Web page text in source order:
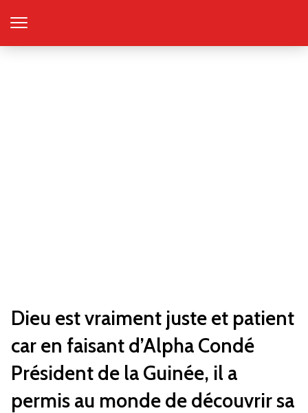
Dieu est vraiment juste et patient
car en faisant d’Alpha Condé
Président de la Guinée, il a
permis au monde de découvrir sa